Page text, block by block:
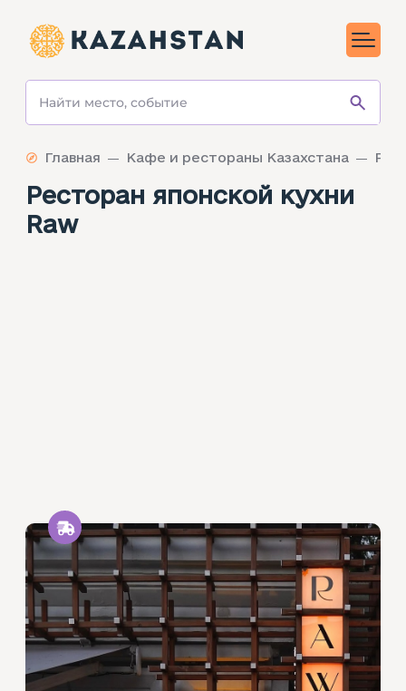
Ресторан японской кухни
Raw
Главная Кафе и рестораны Казахстана